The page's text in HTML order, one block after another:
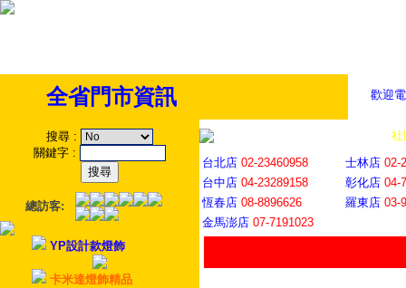
歡迎
全省門市資訊
搜尋 :
關鍵字 :
總訪客:
YP設計款燈飾
卡米達燈飾精品
社
台北店 02-23460958 士林店 02-
台中店 04-23289158 彰化店 04-
恆春店 08-8896626 羅東店 03-
金馬澎店 07-7191023